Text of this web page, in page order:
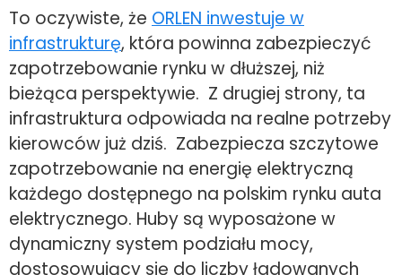
To oczywiste, że ORLEN inwestuje w
infrastrukturę, która powinna zabezpieczyć
zapotrzebowanie rynku w dłuższej, niż
bieżąca perspektywie. Z drugiej strony, ta
infrastruktura odpowiada na realne potrzeby
kierowców już dziś. Zabezpiecza szczytowe
zapotrzebowanie na energię elektryczną
każdego dostępnego na polskim rynku auta
elektrycznego. Huby są wyposażone w
dynamiczny system podziału mocy,
dostosowujący się do liczby ładowanych